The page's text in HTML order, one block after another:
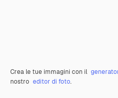
Crea le tue immagini con il
nostro editor di foto.